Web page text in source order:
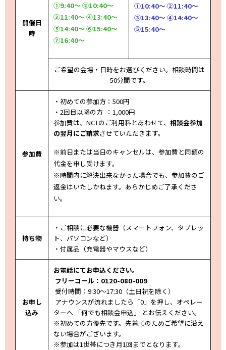
開催日
時
①9:40～ ②10:40～
③11:40～ ④13:40～
⑤14:40～ ⑥15:40～
⑦16:40～
①10:40～ ②11:40～
③13:40～ ④14:40～
⑤15:40～
ご希望の会場・日時をお選びください。相談時間は
50分間です。
参加費
・初めての参加方：500円
・2回目以降の方 ：1,000円
参加費は、NCTのご利用料とあわせて、 相談会参加
の翌月にご請求させていただきます。
※前日または当日のキャンセルは、参加費と同額の
代金を申し受けます。
※時間内に解決出来なかった場合でも、参加費のご
返金はいたしかねます。あらかじめご了承くださ
い。
持ち物
・ご相談に必要な機器（スマートフォン、タブレッ
ト、パソコンなど）
・付属品（充電器やマウスなど）
お申し
込み
お電話にてお申込ください。
フリーコール：0120-080-009
受付時間：9:30～17:30（土日祝を除く ）
アナウンスが流れましたら「0」を押し、オペレー
ターへ 「何でも相談会申込」 とお伝えください。
※初めての方優先です。先着順のためご希望に沿え
ない場合がございます。
※参加は1世帯につき月1回までとなります。